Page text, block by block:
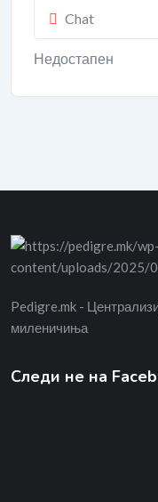
Chat
Недостапен
Pedigre.mk -
миленичиња
Следи не на